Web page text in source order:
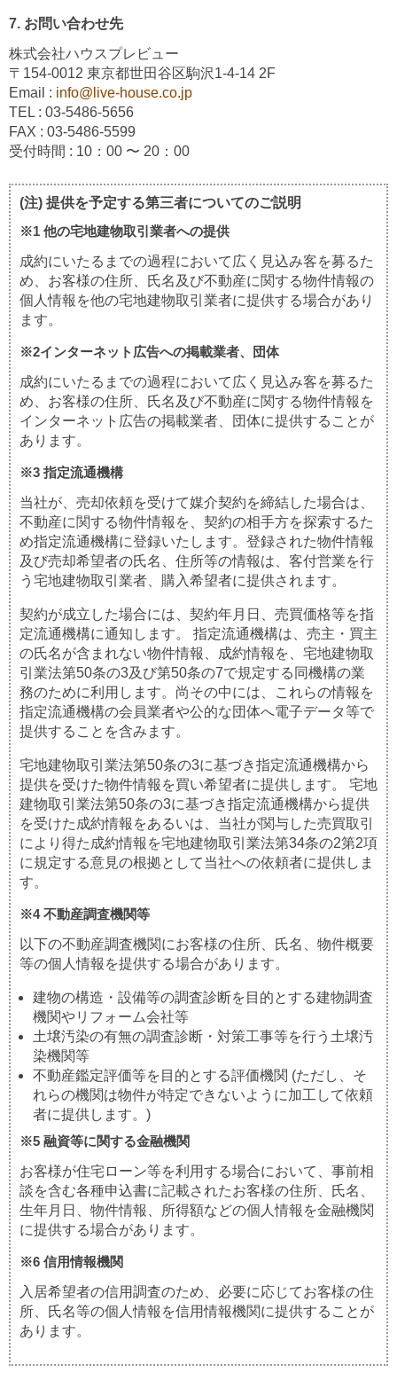
7. お問い合わせ先
株式会社ハウスプレビュー
〒154-0012 東京都世田谷区駒沢1-4-14 2F
Email : info@live-house.co.jp
TEL : 03-5486-5656
FAX : 03-5486-5599
受付時間 : 10：00 〜 20：00
(注) 提供を予定する第三者についてのご説明
※1 他の宅地建物取引業者への提供
成約にいたるまでの過程において広く見込み客を募るた
め、お客様の住所、氏名及び不動産に関する物件情報の
個人情報を他の宅地建物取引業者に提供する場合があり
ます。
※2インターネット広告への掲載業者、団体
成約にいたるまでの過程において広く見込み客を募るた
め、お客様の住所、氏名及び不動産に関する物件情報を
インターネット広告の掲載業者、団体に提供することが
あります。
※3 指定流通機構
当社が、売却依頼を受けて媒介契約を締結した場合は、
不動産に関する物件情報を、契約の相手方を探索するた
め指定流通機構に登録いたします。登録された物件情報
及び売却希望者の氏名、住所等の情報は、客付営業を行
う宅地建物取引業者、購入希望者に提供されます。
契約が成立した場合には、契約年月日、売買価格等を指
定流通機構に通知します。 指定流通機構は、売主・買主
の氏名が含まれない物件情報、成約情報を、宅地建物取
引業法第50条の3及び第50条の7で規定する同機構の業
務のために利用します。尚その中には、これらの情報を
指定流通機構の会員業者や公的な団体へ電子データ等で
提供することを含みます。
宅地建物取引業法第50条の3に基づき指定流通機構から
提供を受けた物件情報を買い希望者に提供します。 宅地
建物取引業法第50条の3に基づき指定流通機構から提供
を受けた成約情報をあるいは、当社が関与した売買取引
により得た成約情報を宅地建物取引業法第34条の2第2項
に規定する意見の根拠として当社への依頼者に提供しま
す。
※4 不動産調査機関等
以下の不動産調査機関にお客様の住所、氏名、物件概要
等の個人情報を提供する場合があります。
建物の構造・設備等の調査診断を目的とする建物調査
機関やリフォーム会社等
土壌汚染の有無の調査診断・対策工事等を行う土壌汚
染機関等
不動産鑑定評価等を目的とする評価機関 (ただし、そ
れらの機関は物件が特定できないように加工して依頼
者に提供します。)
※5 融資等に関する金融機関
お客様が住宅ローン等を利用する場合において、事前相
談を含む各種申込書に記載されたお客様の住所、氏名、
生年月日、物件情報、所得額などの個人情報を金融機関
に提供する場合があります。
※6 信用情報機関
入居希望者の信用調査のため、必要に応じてお客様の住
所、氏名等の個人情報を信用情報機関に提供することが
あります。